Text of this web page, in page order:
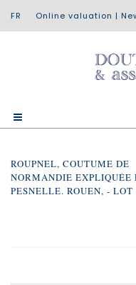
Online valuation |
ROUPNEL, COUTUME DE
NORMANDIE EXPLIQUÉE
PESNELLE. ROUEN, - LOT